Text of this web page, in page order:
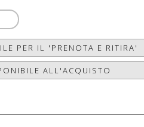
PER IL 'PRENOTA E RITIRA'
ALL'ACQUISTO